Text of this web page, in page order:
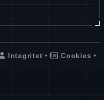
Integritet • Cookies •